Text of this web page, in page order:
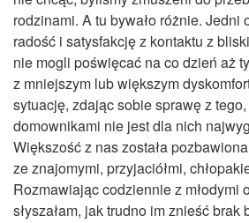
rodzinami. A tu bywało różnie. Jedni
radość i satysfakcję z kontaktu z
nie mogli poświęcać na co dzień aż
z mniejszym lub większym
sytuację, zdając sobie sprawę z
domownikami nie jest dla nich
Większość z nas została
ze znajomymi, przyjaciółmi,
Rozmawiając codziennie z młodymi
słyszałam, jak trudno im znieść brak